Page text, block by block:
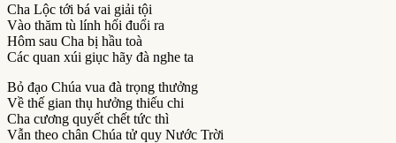
Cha Lộc tới bá vai giải tội
Vào thăm tù lính hối đuổi ra
Hôm sau Cha bị hầu toà
Các quan xúi giục hãy đà nghe ta
Bỏ đạo Chúa vua đà trọng thưởng
Về thế gian thụ hưởng thiếu chi
Cha cương quyết chết tức thì
Vẫn theo chân Chúa tử quy Nước Trời